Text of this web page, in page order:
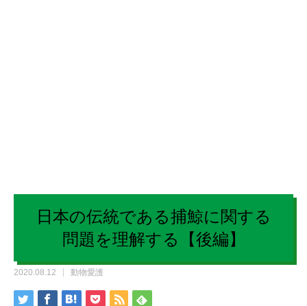
日本の伝統である捕鯨に関する
問題を理解する【後編】
2020.08.12 動物愛護